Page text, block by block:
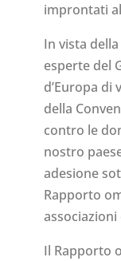
improntati
In vista
esperte del
d’Europa
della
contro le
nostro
adesione
Rapporto
Il Rapporto